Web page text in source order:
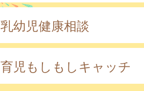
乳幼児健康相談
育児もしもしキャッチ